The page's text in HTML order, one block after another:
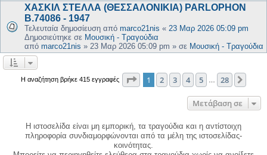
ΧΑΣΚΙΛ ΣΤΕΛΛΑ (ΘΕΣΣΑΛΟΝΙΚΙΑ) PARLOPHON
B.74086 - 1947
Τελευταία δημοσίευση από marco21nis « 23 Μαρ 2026 05:09 pm
Δημοσιεύτηκε σε Μουσική - Τραγούδια
από marco21nis » 23 Μαρ 2026 05:09 pm » σε Μουσική - Τραγούδια
Η αναζήτηση βρήκε 415 εγγραφές Σελίδα από28
1 2 3 4 5 28
Μετάβαση σε
Η ιστοσελίδα είναι μη εμπορική, τα τραγούδια και η αντίστοιχη
πληροφορία συνδιαμορφώνονται από τα μέλη της ιστοσελίδας-
κοινότητας.